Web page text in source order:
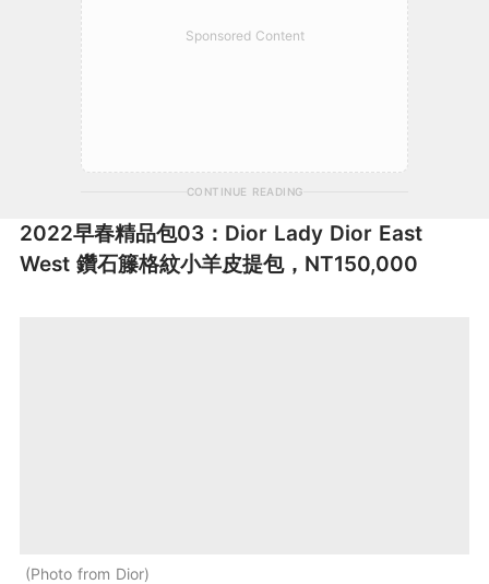
Sponsored Content
CONTINUE READING
2022早春精品包03：Dior Lady Dior East
West 鑽石籐格紋小羊皮提包，NT150,000
Photo from Dior